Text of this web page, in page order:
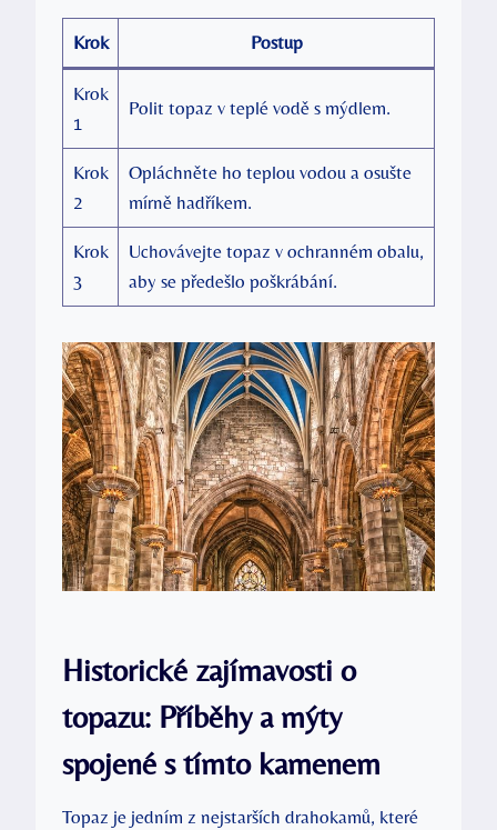
Krok Postup
Krok
1
Polit topaz v teplé vodě s mýdlem.
Krok
2
Opláchněte ho teplou vodou a osušte
mírně hadříkem.
Krok
3
Uchovávejte topaz v ochranném obalu,
aby se předešlo poškrábání.
Historické zajímavosti o
topazu: Příběhy a mýty
spojené s tímto kamenem
Topaz je jedním z nejstarších drahokamů, které